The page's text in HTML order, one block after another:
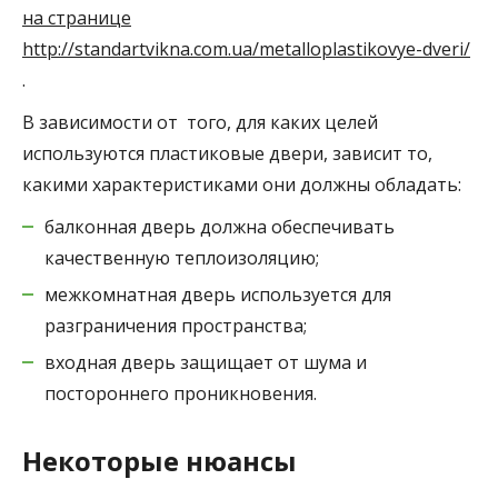
на странице
http://standartvikna.com.ua/metalloplastikovye-dveri/
.
В зависимости от того, для каких целей
используются пластиковые двери, зависит то,
какими характеристиками они должны обладать:
балконная дверь должна обеспечивать
качественную теплоизоляцию;
межкомнатная дверь используется для
разграничения пространства;
входная дверь защищает от шума и
постороннего проникновения.
Некоторые нюансы